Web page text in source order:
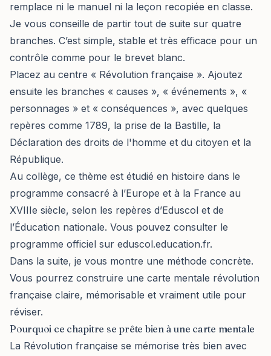
remplace ni le manuel ni la leçon recopiée en classe.
Je vous conseille de partir tout de suite sur quatre
branches. C’est simple, stable et très efficace pour un
contrôle comme pour le brevet blanc.
Placez au centre « Révolution française ». Ajoutez
ensuite les branches « causes », « événements », «
personnages » et « conséquences », avec quelques
repères comme 1789, la prise de la Bastille, la
Déclaration des droits de l'homme et du citoyen et la
République.
Au collège, ce thème est étudié en histoire dans le
programme consacré à l’Europe et à la France au
XVIIIe siècle, selon les repères d’Eduscol et de
l’Éducation nationale. Vous pouvez consulter le
programme officiel sur eduscol.education.fr.
Dans la suite, je vous montre une méthode concrète.
Vous pourrez construire une carte mentale révolution
française claire, mémorisable et vraiment utile pour
réviser.
Pourquoi ce chapitre se prête bien à une carte mentale
La Révolution française se mémorise très bien avec